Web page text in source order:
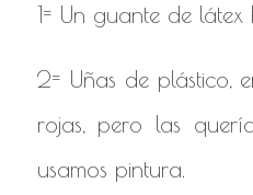
1= Un guante de látex
2= Uñas de plástico,
rojas, pero las
usamos pintura.